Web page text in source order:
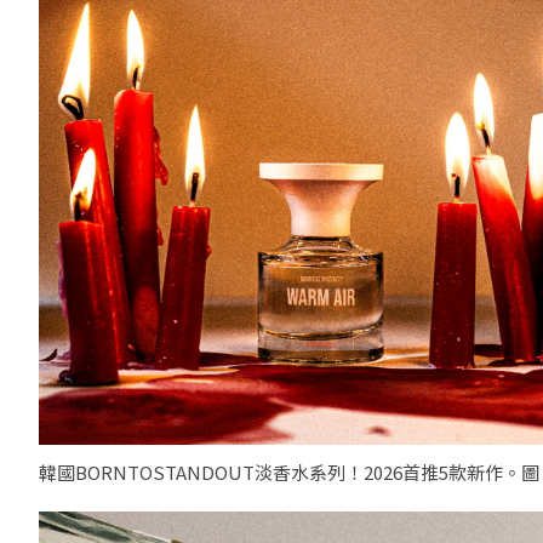
韓國BORNTOSTANDOUT淡香水系列！2026首推5款新作。圖